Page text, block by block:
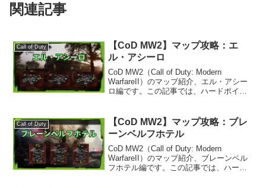
関連記事
Call of Duty
【CoD MW2】マップ攻略：エ
ル・アシーロ
CoD MW2（Call of Duty: Modern
WarfareII）のマップ紹介、エル・アシー
ロ編です。この記事では、ハードポイン
者の方から上級者の方まで、C...
Call of Duty
【CoD MW2】マップ攻略：ブレ
ーンベルフホテル
CoD MW2（Call of Duty: Modern
WarfareII）のマップ紹介、ブレーンベル
フホテル編です。この記事では、ハード